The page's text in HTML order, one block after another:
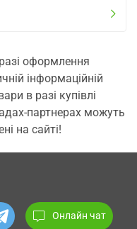
оформлення
інформаційній
в разі купівлі
партнерах можуть
на сайті!
Онлайн чат